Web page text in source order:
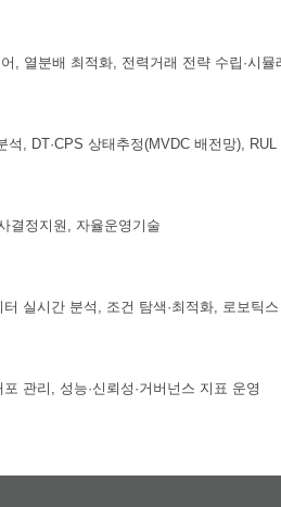
, 열분배 최적화, 전력거래 전략 수립·시뮬
석, DT·CPS 상태추정(MVDC 배전망),
결정지원, 자율운영기술
실시간 분석, 조건 탐색·최적화, 로보틱
관리, 성능·신뢰성·거버넌스 지표 운영